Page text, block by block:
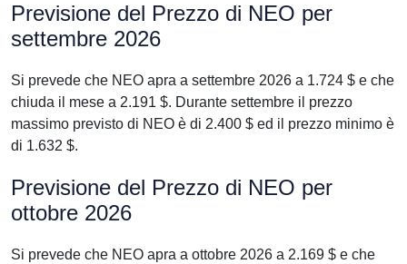
Previsione del Prezzo di NEO per
settembre 2026
Si prevede che NEO apra a settembre 2026 a 1.724 $ e che
chiuda il mese a 2.191 $. Durante settembre il prezzo
massimo previsto di NEO è di 2.400 $ ed il prezzo minimo è
di 1.632 $.
Previsione del Prezzo di NEO per
ottobre 2026
Si prevede che NEO apra a ottobre 2026 a 2.169 $ e che